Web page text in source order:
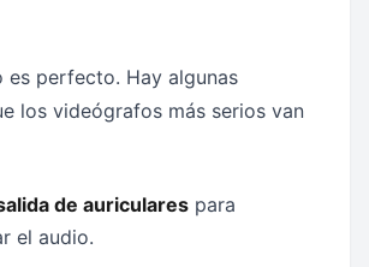
es perfecto. Hay algunas
los videógrafos más serios van
de auricularespara
el audio.